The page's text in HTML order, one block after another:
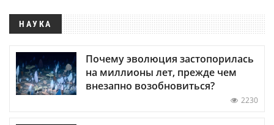
НАУКА
Почему эволюция застопорилась
на миллионы лет, прежде чем
внезапно возобновиться?
2230